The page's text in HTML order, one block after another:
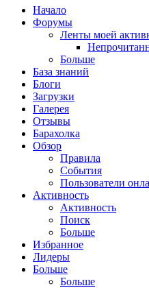
Начало
Форумы
Ленты моей
Больше
База знаний
Блоги
Загрузки
Галерея
Отзывы
Барахолка
Обзор
Правила
События
Пользователи
Активность
Активность
Поиск
Больше
Избранное
Лидеры
Больше
Больше